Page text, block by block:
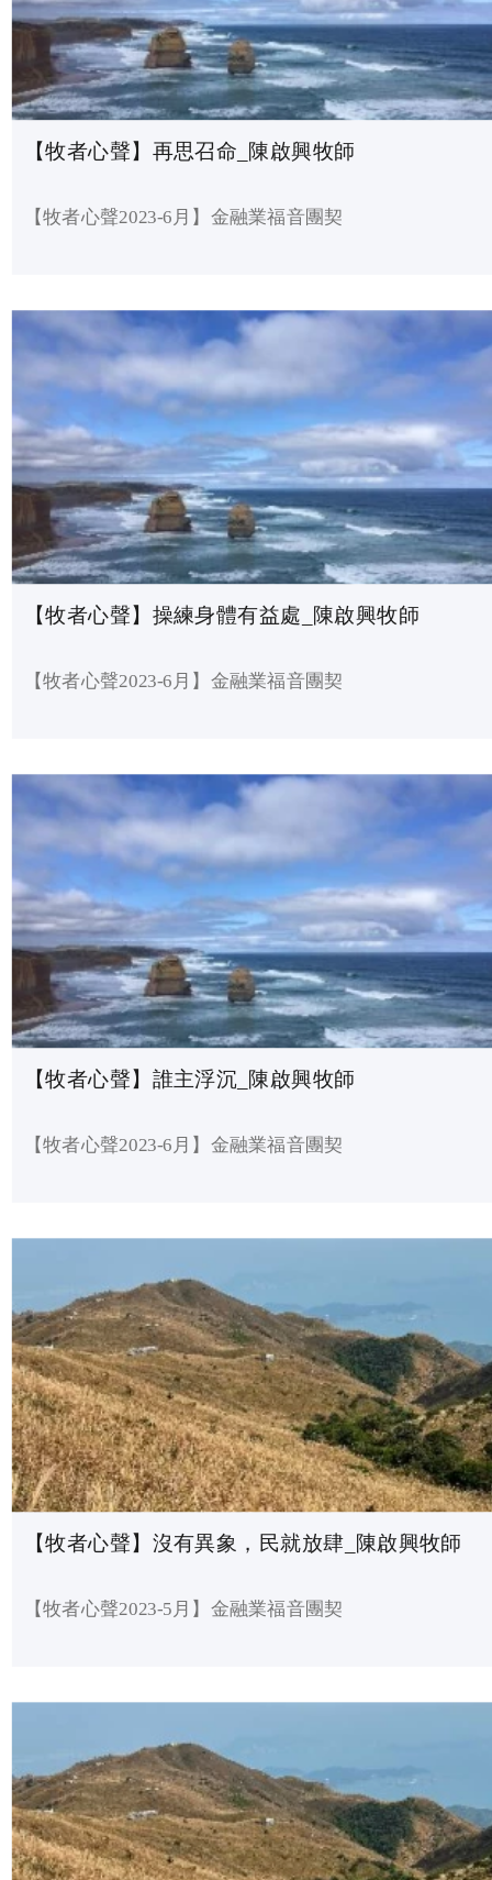
【牧者心聲】再思召命_陳啟興牧師
【牧者心聲2023-6月】金融業福音團契
【牧者心聲】操練身體有益處_陳啟興牧師
【牧者心聲2023-6月】金融業福音團契
【牧者心聲】誰主浮沉_陳啟興牧師
【牧者心聲2023-6月】金融業福音團契
【牧者心聲】沒有異象，民就放肆_陳啟興牧師
【牧者心聲2023-5月】金融業福音團契